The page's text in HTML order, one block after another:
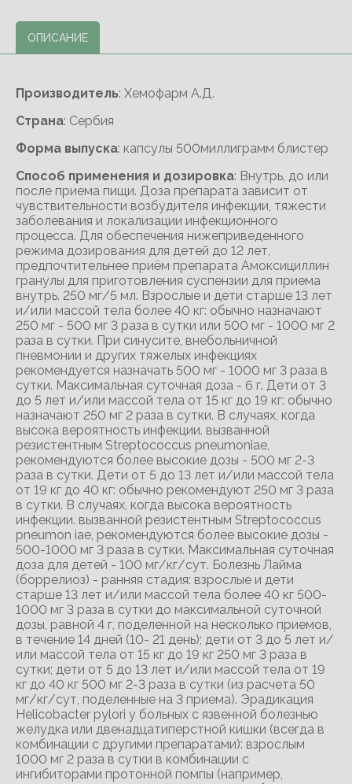
ОПИСАНИЕ
Производитель: Хемофарм А.Д.
Cтрана: Сербия
Форма выпуска: капсулы 500миллиграмм блистер
Способ применения и дозировка: Внутрь, до или
после приема пищи. Доза препарата зависит от
чувствительности возбудителя инфекции, тяжести
заболевания и локализации инфекционного
процесса. Для обеспечения нижеприведенного
режима дозирования для детей до 12 лет,
предпочтительнее приём препарата Амоксициллин
гранулы для приготовления суспензии для приема
внутрь. 250 мг/5 мл. Взрослые и дети старше 13 лет
и/или массой тела более 40 кг: обычно назначают
250 мг - 500 мг 3 раза в сутки или 500 мг - 1000 мг 2
раза в сутки. При синусите, внебольничной
пневмонии и других тяжелых инфекциях
рекомендуется назначать 500 мг - 1000 мг 3 раза в
сутки. Максимальная суточная доза - 6 г. Дети от 3
до 5 лет и/или массой тела от 15 кг до 19 кг: обычно
назначают 250 мг 2 раза в сутки. В случаях, когда
высока вероятность инфекции. вызванной
резистентным Streptococcus pneumoniae,
рекомендуются более высокие дозы - 500 мг 2-3
раза в сутки. Дети от 5 до 13 лет и/или массой тела
от 19 кг до 40 кг: обычно рекомендуют 250 мг 3 раза
в сутки. В случаях, когда высока вероятность
инфекции. вызванной резистентным Streptococcus
pneumon iae, рекомендуются более высокие дозы -
500-1000 мг 3 раза в сутки. Максимальная суточная
доза для детей - 100 мг/кг/сут. Болезнь Лайма
(боррелиоз) - ранняя стадия: взрослые и дети
старше 13 лет и/или массой тела более 40 кг 500-
1000 мг 3 раза в сутки до максимальной суточной
дозы, равной 4 г, поделенной на несколько приемов,
в течение 14 дней (10- 21 день); дети от 3 до 5 лет и/
или массой тела от 15 кг до 19 кг 250 мг 3 раза в
сутки; дети от 5 до 13 лет и/или массой тела от 19
кг до 40 кг 500 мг 2-3 раза в сутки (из расчета 50
мг/кг/сут, поделенные на 3 приема). Эрадикация
Helicobacter pylori у больных с язвенной болезнью
желудка или двенадцатиперстной кишки (всегда в
комбинации с другими препаратами): взрослым
1000 мг 2 раза в сутки в комбинации с
ингибиторами протонной помпы (например,